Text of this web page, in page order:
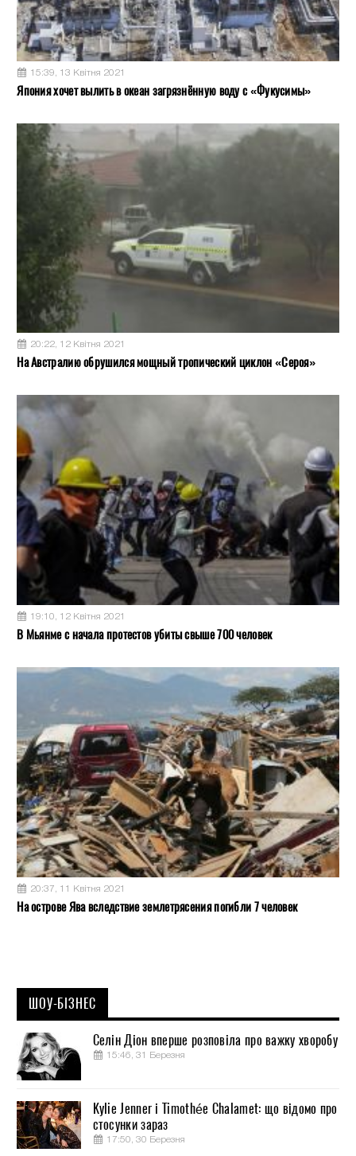
15:39, 13 Квітня 2021
Япония хочет вылить в океан загрязнённую воду с «Фукусимы»
20:22, 12 Квітня 2021
На Австралию обрушился мощный тропический циклон «Сероя»
19:10, 12 Квітня 2021
В Мьянме с начала протестов убиты свыше 700 человек
20:37, 11 Квітня 2021
На острове Ява вследствие землетрясения погибли 7 человек
ШОУ-БІЗНЕС
Селін Діон вперше розповіла про важку хворобу
15:46, 31 Березня
Kylie Jenner і Timothée Chalamet: що відомо про
стосунки зараз
17:50, 30 Березня